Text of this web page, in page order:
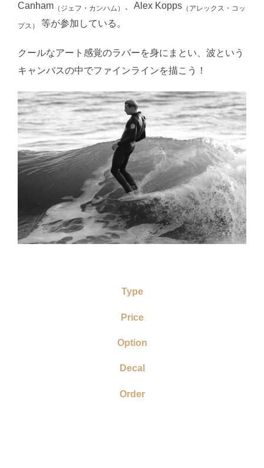
Canham （ジェフ・カンハム） 、Alex Kopps （アレックス・コッ
プス） 等が参加している。
クールなアート感覚のラバーを身にまとい、波という
キャンバスの中でファインラインを描こう！
Type
Price
Option
Decal
Order